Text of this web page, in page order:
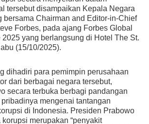
tersebut disampaikan Kepala Negara
bersama Chairman and Editor-in-Chief
Forbes, pada ajang Forbes Global
yang berlangsung di Hotel The St.
(15/10/2025).
dihadiri para pemimpin perusahaan
dari berbagai negara tersebut,
secara terbuka berbagi pandangan
mengenai tantangan
di Indonesia. Presiden Prabowo
merupakan “penyakit